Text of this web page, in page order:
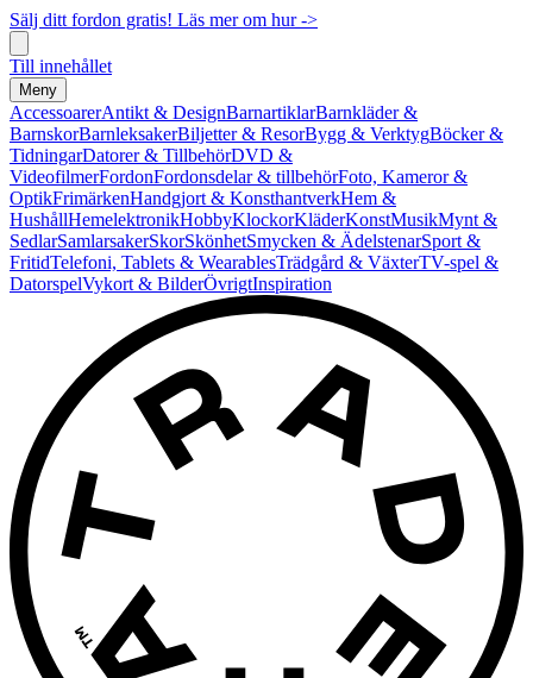
Sälj ditt fordon gratis! Läs mer om hur ->
Till innehållet
Meny
AccessoarerAntikt & DesignBarnartiklarBarnkläder &
BarnskorBarnleksakerBiljetter & ResorBygg & VerktygBöcker &
TidningarDatorer & TillbehörDVD &
VideofilmerFordonFordonsdelar & tillbehörFoto, Kameror &
OptikFrimärkenHandgjort & KonsthantverkHem &
HushållHemelektronikHobbyKlockorKläderKonstMusikMynt &
SedlarSamlarsakerSkorSkönhetSmycken & ÄdelstenarSport &
FritidTelefoni, Tablets & WearablesTrädgård & VäxterTV-spel &
DatorspelVykort & BilderÖvrigtInspiration